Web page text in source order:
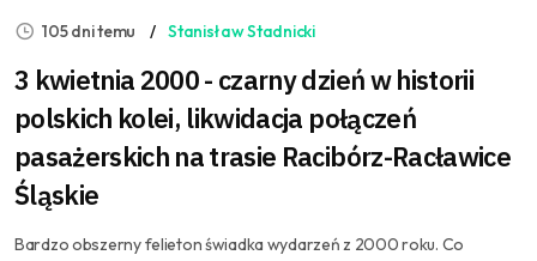
105 dni temu Stanisław Stadnicki
3 kwietnia 2000 - czarny dzień w historii
polskich kolei, likwidacja połączeń
pasażerskich na trasie Racibórz-Racławice
Śląskie
Bardzo obszerny felieton świadka wydarzeń z 2000 roku. Co